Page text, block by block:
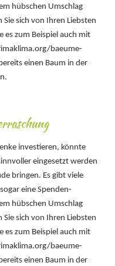
hübschen Umschlag
sich von Ihren Liebsten
es zum Beispiel auch mit
baeume-
einen Baum in der
investieren, könnte
eingesetzt werden
bringen. Es gibt viele
eine Spenden-
hübschen Umschlag
sich von Ihren Liebsten
es zum Beispiel auch mit
baeume-
einen Baum in der